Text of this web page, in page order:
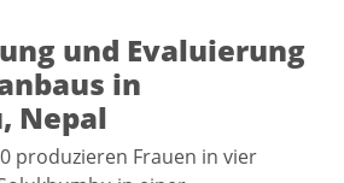
und Evaluierung
in
Nepal
produzieren Frauen in vier